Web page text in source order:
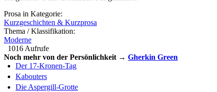
Prosa in Kategorie:
Kurzgeschichten & Kurzprosa
Thema / Klassifikation:
Moderne
1016 Aufrufe
Noch mehr von der Persönlichkeit → Gherkin Green
Der 17-Kronen-Tag
Kabouters
Die Aspergill-Grotte